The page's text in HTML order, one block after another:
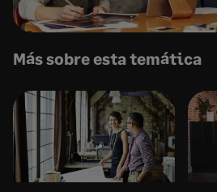
Más sobre esta temática